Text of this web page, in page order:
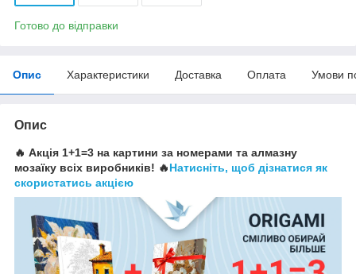
Готово до відправки
Опис Характеристики Доставка Оплата Умови
Опис
🔥 Акція 1+1=3 на картини за номерами та алмазну
мозаїку всіх виробників! 🔥Натисніть, щоб дізнатися як
скористатись акцією